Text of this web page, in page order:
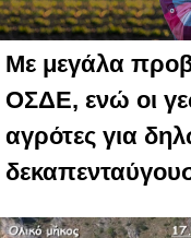
Με μεγάλα
ΟΣΔΕ, ενώ οι
αγρότες για